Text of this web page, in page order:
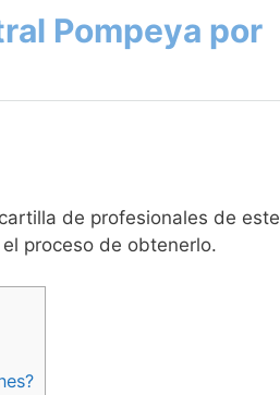
Pompeya por
de profesionales de este
proceso de obtenerlo.